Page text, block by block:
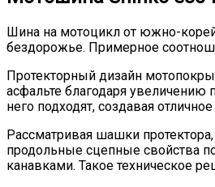
Шина на мотоцикл от южно-
бездорожье. Примерное
Протекторный дизайн
асфальте благодаря увеличению
него подходят, создавая
Рассматривая шашки
продольные сцепные свойства
канавками. Такое техническое